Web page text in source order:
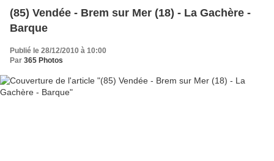
(85) Vendée - Brem sur Mer (18) - La Gachère -
Barque
Publié le 28/12/2010 à 10:00
Par 365 Photos